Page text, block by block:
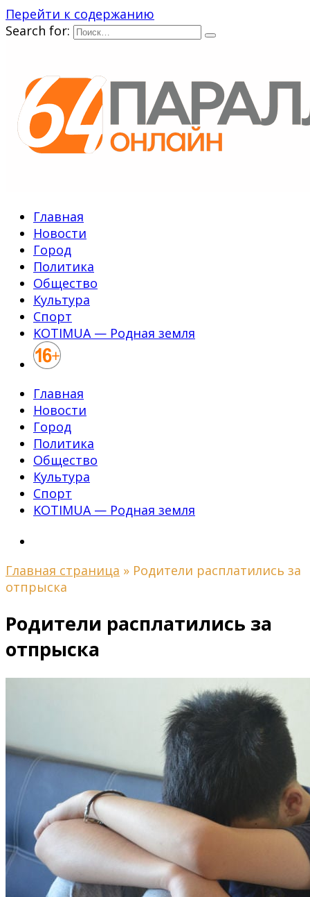
Перейти к содержанию
Search for:
Главная
Новости
Город
Политика
Общество
Культура
Спорт
KOTIMUA — Родная земля
Главная
Новости
Город
Политика
Общество
Культура
Спорт
KOTIMUA — Родная земля
Главная страница » Родители расплатились за
отпрыска
Родители расплатились за
отпрыска